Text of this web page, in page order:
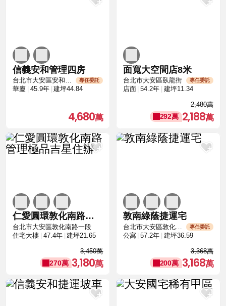
信義安和管理四房
台北市大安區安和路二段 專任委託
華廈 45.9年 建坪44.84
4,680
面寬大空間店8米
台北市大安區臥龍街 專任委託
店面 54.2年 建坪11.34
2,480萬
292萬 2,188
仁愛圓環敦化南路管理極品吉星住辦
台北市大安區敦化南路一段
住宅大樓
47.4年 建坪21.65
3,450萬
270萬 3,180
敦南綠蔭捷運宅
台北市大安區敦化南路二段 專任委託
公寓 57.2年 建坪36.59
3,368萬
200萬 3,168